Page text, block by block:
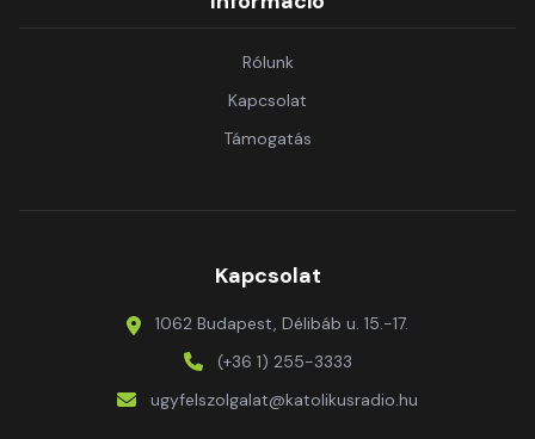
Rólunk
Kapcsolat
Támogatás
Kapcsolat
1062 Budapest, Délibáb u. 15.-17.
(+36 1) 255-3333
ugyfelszolgalat@katolikusradio.hu